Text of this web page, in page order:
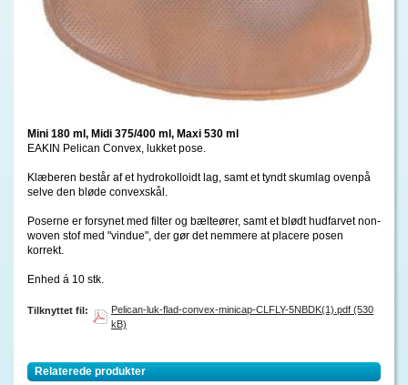
Mini 180 ml, Midi 375/400 ml, Maxi 530 ml
EAKIN Pelican Convex, lukket pose.
Klæberen består af et hydrokolloidt lag, samt et tyndt skumlag ovenpå
selve den bløde convexskål.
Poserne er forsynet med filter og bælteører, samt et blødt hudfarvet non-
woven stof med "vindue", der gør det nemmere at placere posen
korrekt.
Enhed á 10 stk.
Tilknyttet fil:
Pelican-luk-flad-convex-minicap-CLFLY-5NBDK(1).pdf (530
kB)
Relaterede produkter